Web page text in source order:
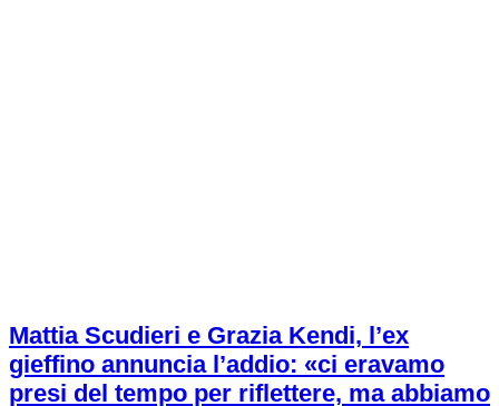
Mattia Scudieri e Grazia Kendi, l’ex
gieffino annuncia l’addio: «ci eravamo
presi del tempo per riflettere, ma abbiamo